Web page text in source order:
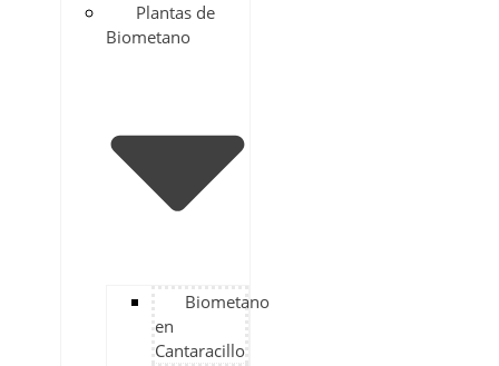
Plantas de
Biometano
Biometano
en
Cantaracillo